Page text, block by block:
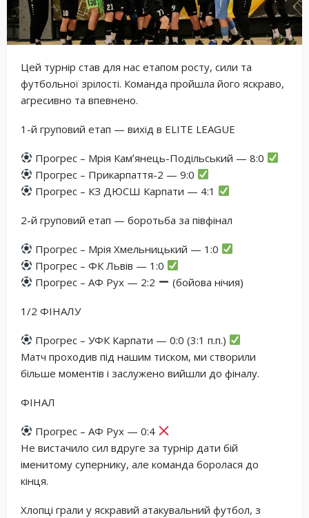
Цей турнір став для нас етапом росту, сили та
футбольної зрілості. Команда пройшла його яскраво,
агресивно та впевнено.
1-й груповий етап — вихід в ELITE LEAGUE
Прогрес – Мрія Камʼянець-Подільський — 8:0
Прогрес – Прикарпаття-2 — 9:0
Прогрес – КЗ ДЮСШ Карпати — 4:1
2-й груповий етап — боротьба за півфінал
Прогрес – Мрія Хмельницький — 1:0
Прогрес – ФК Львів — 1:0
Прогрес – АФ Рух — 2:2
(бойова нічия)
1/2 ФІНАЛУ
Прогрес – УФК Карпати — 0:0 (3:1 п.п.)
Матч проходив під нашим тиском, ми створили
більше моментів і заслужено вийшли до фіналу.
ФІНАЛ
Прогрес – АФ Рух — 0:4
Не вистачило сил вдруге за турнір дати бій
іменитому супернику, але команда боролася до
кінця.
Хлопці грали у яскравий атакувальний футбол, з